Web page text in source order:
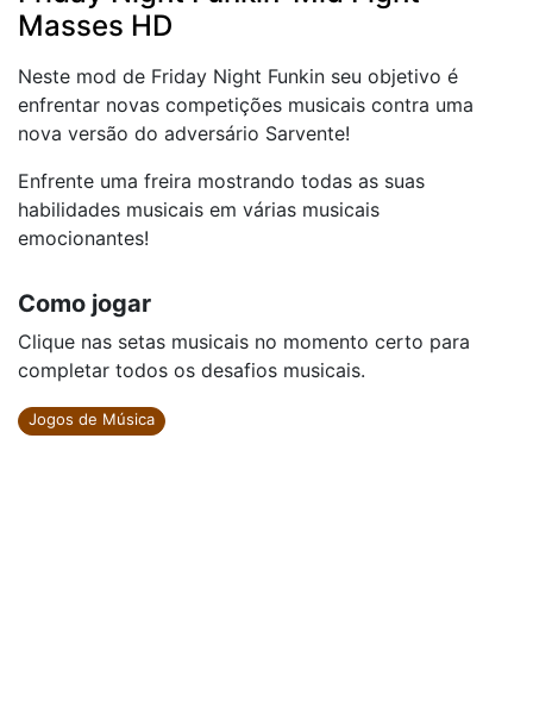
Masses HD
Neste mod de Friday Night Funkin seu objetivo é
enfrentar novas competições musicais contra uma
nova versão do adversário Sarvente!
Enfrente uma freira mostrando todas as suas
habilidades musicais em várias musicais
emocionantes!
Como jogar
Clique nas setas musicais no momento certo para
completar todos os desafios musicais.
Jogos de Música